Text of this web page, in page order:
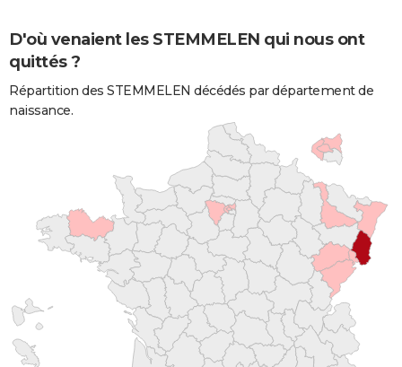
D'où venaient les STEMMELEN qui nous ont
quittés ?
Répartition des STEMMELEN décédés par département de
naissance.